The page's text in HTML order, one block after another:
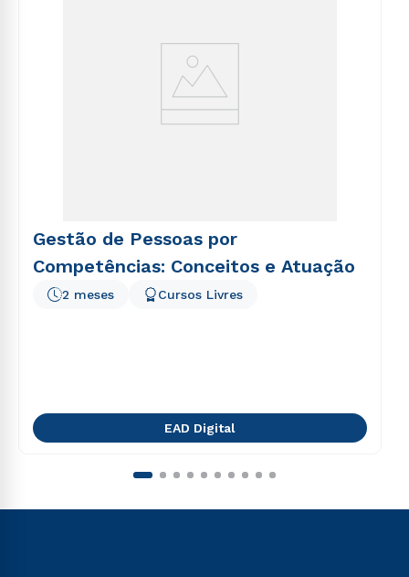
Gestão de Pessoas por
Competências: Conceitos e Atuação
2 meses Cursos Livres
EAD Digital